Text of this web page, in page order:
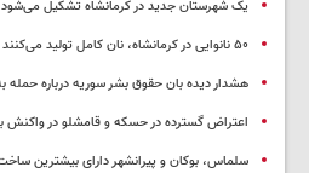
یک شهرستان جدید در کرمانشاه تشکیل می‌شود
۵۰ نانوایی در کرمانشاه، نان کامل تولید می‌کنند
هشدار دیده بان حقوق بشر سوریه درباره حمله
اعتراض گسترده در حسکه و قامشلو در واکنش
سلماس، بوکان و پیرانشهر دارای بیشترین